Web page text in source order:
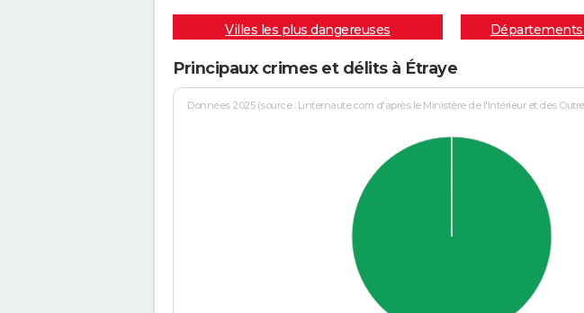
Villes les plus dangereuses
Principaux crimes et délits à Étraye
Données 2025 (source : Linternaute.com d'après le Ministère de l'Intérieur et des